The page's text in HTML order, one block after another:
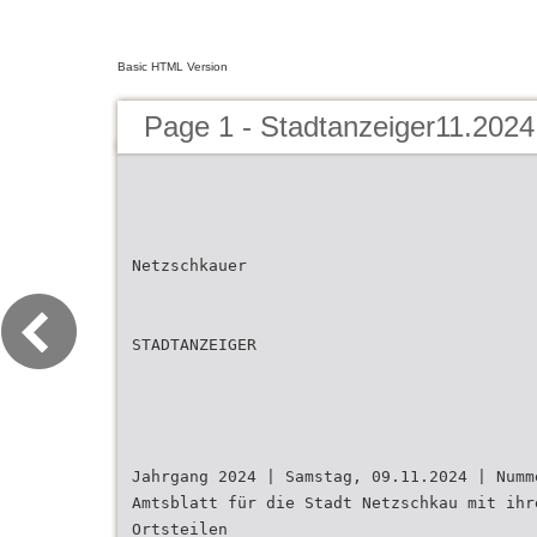
Basic HTML Version
Page 1 -
Netzschkauer
STADTANZEIGER
Jahrgang 2024 | Samstag, 09.11.2024 |
Amtsblatt für die Stadt Netzschkau mit
Ortsteilen